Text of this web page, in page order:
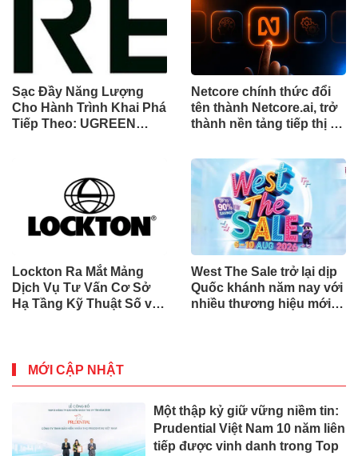
cậy của cuộc gọi thoại
cầu (GMCS)
Sạc Đầy Năng Lượng
Cho Hành Trình Khai Phá
Tiếp Theo: UGREEN
Netcore chính thức đổi
tên thành Netcore.ai, trở
thành nền tảng tiếp thị tự
chia sẻ trách nhiệm tăng
trưởng khách hàng
Lockton Ra Mắt Mảng
Dịch Vụ Tư Vấn Cơ Sở
Hạ Tầng Kỹ Thuật Số và
West The Sale trở lại dịp
Quốc khánh năm nay với
nhiều thương hiệu mới,
MỚI CẬP NHẬT
Một thập kỷ giữ vững niềm tin:
Prudential Việt Nam 10 năm liên
tiếp được vinh danh trong Top